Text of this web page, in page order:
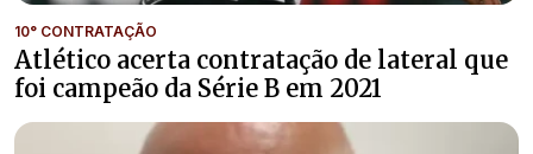
10° CONTRATAÇÃO
Atlético acerta contratação de lateral que
foi campeão da Série B em 2021